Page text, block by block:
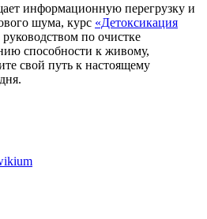
информационную перегрузку и
шума, курс «Детоксикация
по очистке
способности к живому,
свой путь к настоящему